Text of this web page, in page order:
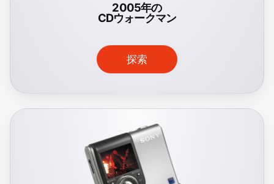
2005年の
CDウォークマン
探索